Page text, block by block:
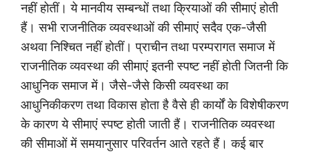
नहीं होतीं। ये मानवीय सम्बन्धों तथा क्रियाओं की सीमाएं होती
हैं। सभी राजनीतिक व्यवस्थाओं की सीमाएं सदैव एक-जैसी
अथवा निश्चित नहीं होतीं। प्राचीन तथा परम्परागत समाज में
राजनीतिक व्यवस्था की सीमाएं इतनी स्पष्ट नहीं होती जितनी कि
आधुनिक समाज में। जैसे-जैसे किसी व्यवस्था का
आधुनिकीकरण तथा विकास होता है वैसे ही कार्यों के विशेषीकरण
के कारण ये सीमाएं स्पष्ट होती जाती हैं। राजनीतिक व्यवस्था
की सीमाओं में समयानुसार परिवर्तन आते रहते हैं। कई बार